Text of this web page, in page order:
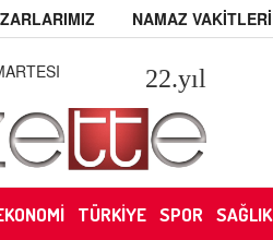
NAMAZ VAKİTLERİ
22.yıl
TÜRKİYE SPOR SAĞLIK